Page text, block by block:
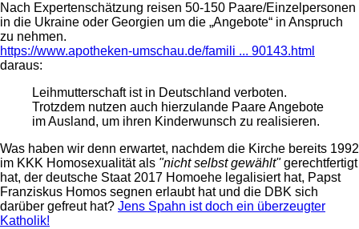
Nach Expertenschätzung reisen 50-150 Paare/Einzelpersonen
in die Ukraine oder Georgien um die „Angebote“ in Anspruch
zu nehmen.
https://www.apotheken-umschau.de/famili ... 90143.html
daraus:
Leihmutterschaft ist in Deutschland verboten.
Trotzdem nutzen auch hierzulande Paare Angebote
im Ausland, um ihren Kinderwunsch zu realisieren.
Was haben wir denn erwartet, nachdem die Kirche bereits 1992
im KKK Homosexualität als "nicht selbst gewählt"gerechtfertigt
hat, der deutsche Staat 2017 Homoehe legalisiert hat, Papst
Franziskus Homos segnen erlaubt hat und die DBK sich
darüber gefreut hat? Jens Spahn ist doch ein überzeugter
Katholik!